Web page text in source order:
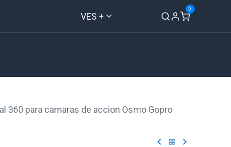
VES +
0
360 para camaras de accion Osmo Gopro